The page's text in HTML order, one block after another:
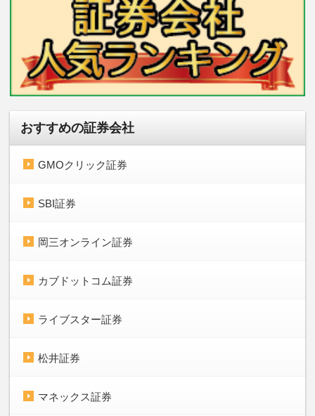
おすすめの証券会社
GMOクリック証券
SBI証券
岡三オンライン証券
カブドットコム証券
ライブスター証券
松井証券
マネックス証券